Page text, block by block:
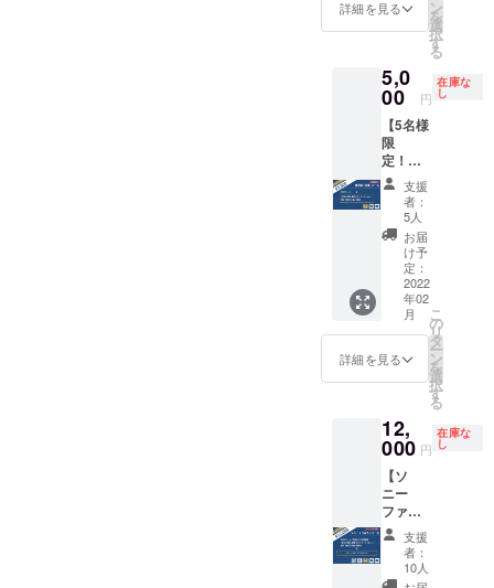
【注
意事
このリ
ターン
では本
は指定
場所に
寄贈さ
れま
す。 ・
寄贈先
が本の
受け取
りをし
ていな
い場合
には、
受け取
りして
いる場
所に本
させて
いただ
きま
す。 ・
掲載用
のお名
前を備
考欄に
ご記入
くださ
ク類に
変更
ついた
特別チ
ケット
になり
ます。
【注意
事項】
・掲載
用のお
名前を
備考欄
にご記
入くだ
さい。
不要な
場合は
「記載
不要」
とお書
さい。
・ツ
アーで
はあり
ませ
ん。行
きたい
日に事
前予約
を入れ
げ引換
券付 特
ト」
は、愛
知県常
滑市小
鈴谷に
ある“盛
田昭夫
塾”の入
場券と
おみや
げ引換
券（ご
来館の
際にメ
モ帳と
可）、
近くに
田株式
会社
の“盛田
味の
館”の名
物【た
まり
しょう
ゆソフ
トク
ポスト
カード
■ 愛
知県常
滑市小
鈴谷に
ある盛
田昭夫
氏ゆか
りの場
所を、
御息女
で盛田
昭夫塾
館長 盛
田直子
解説付
きで、
ご案内
させて
いただ
きま
す。
（クラ
ウド
ファン
ディン
らご提
ト5種類
＋盛田
昭夫氏
の写真1
種類の
ポスト
カード
セット
付き。
■ お礼
メール
やお名
前記載
の他、
復刊本
いち早
くお届
す。
『新実
力主
義』の
復刊に
向け、
応援よ
ろしく
お願い
載（希
歴史
（ヒス
リー）
ツアー
にご招
待
■『新実
力主
義』の
中に書
かれた
印象的
な文章
をピッ
クアッ
プし、
イター
さんか
らご提
供いた
だいた
イラス
ト5種類
＋盛田
昭夫氏
義」語
ド（6枚
セッ
ト） ★
【いち
早くお
届
け！】
『新実
力主
義』復
刊初版
本（1
冊） ★
『新実
力主
義』復
刊初版
（「ス
ペシャ
クスサ
ポー
ター」
とし
て・希
望者の
詳細を見る ン
を
選
択
す
る
5,0
00 円
在庫な
し
【5名様
限
定！】
復刊本
「応
援」
コース
★ お礼
のメー
ル（1
通） ★
「新実
力主
義」語
録ポス
セッ
ト） ★
『新実
力主
義』復
刊初版
本（1
冊）
■『新実
支援
者：
5人
お届
け予
定：
2022
年02
月
詳細を見る
こ
の
リ
タ
ー
ン
を
選
択
す
る
12,
000 円
在庫な
し
【ソ
ニー
ファン
必
見！】
ソニー
ノベル
支援
者：
10人